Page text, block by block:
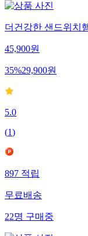
더건강한 샌드위치
45,900원
35%29,900원
5.0
(1)
897적립
무료배송
22명구매중